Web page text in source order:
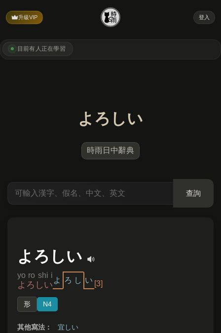
升級VIP 登入
目前有 人正在學習
よろしい
時雨日中辭典
查詢
よろしい
yo ro shi i
よろしい よ ろ し い [3]
形 N4
其他寫法： 宜しい